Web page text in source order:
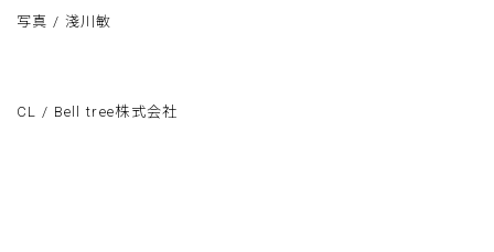
写真 / 淺川敏
CL / Bell tree株式会社